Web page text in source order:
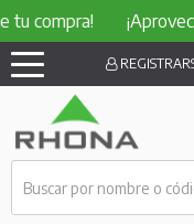
¡Aprovecha un